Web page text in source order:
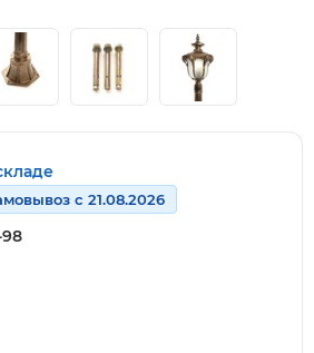
с 21.08.2026
98